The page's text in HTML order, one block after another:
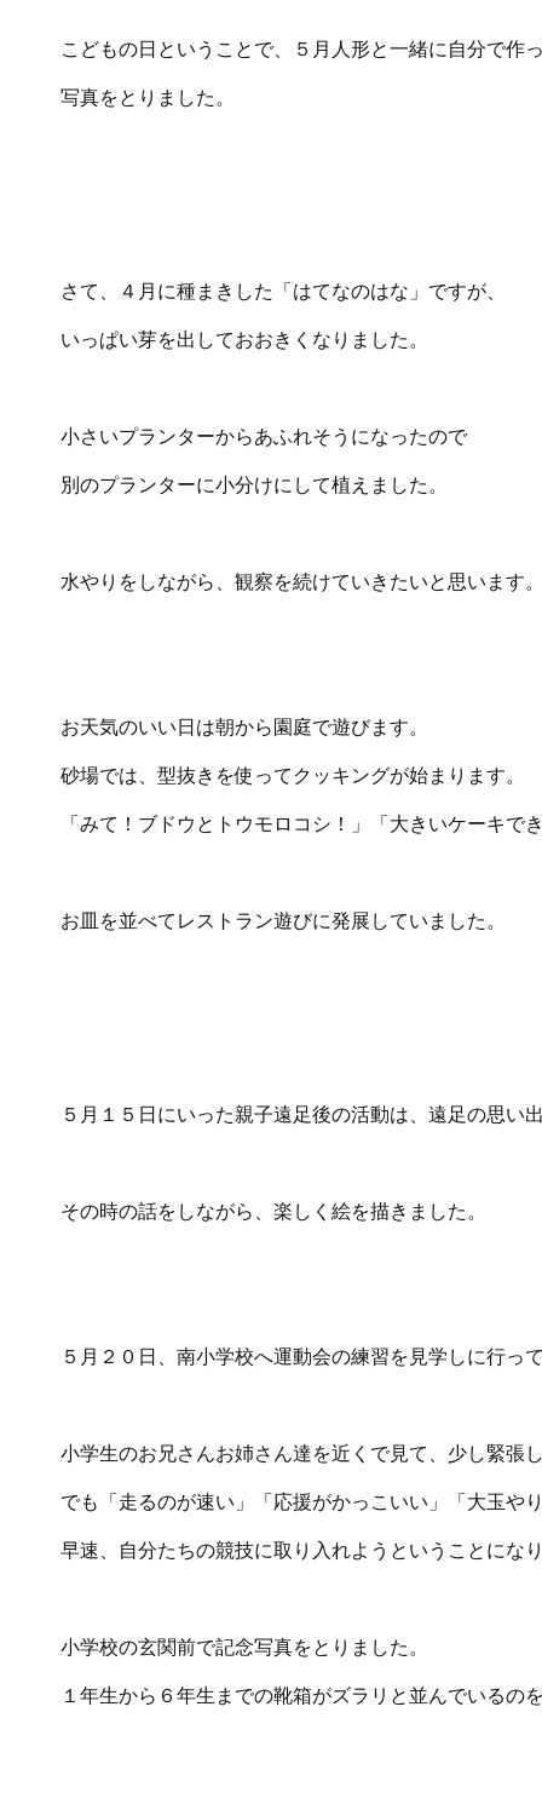
こどもの日ということで、５月人形と一緒に自分で作
写真をとりました。
さて、４月に種まきした「はてなのはな」ですが、
いっぱい芽を出しておおきくなりました。
小さいプランターからあふれそうになったので
別のプランターに小分けにして植えました。
水やりをしながら、観察を続けていきたいと思います
お天気のいい日は朝から園庭で遊びます。
砂場では、型抜きを使ってクッキングが始まります。
「みて！ブドウとトウモロコシ！」「大きいケーキで
お皿を並べてレストラン遊びに発展していました。
５月１５日にいった親子遠足後の活動は、遠足の思い
その時の話をしながら、楽しく絵を描きました。
５月２０日、南小学校へ運動会の練習を見学しに行っ
小学生のお兄さんお姉さん達を近くで見て、少し緊張
でも「走るのが速い」「応援がかっこいい」「大玉や
早速、自分たちの競技に取り入れようということにな
小学校の玄関前で記念写真をとりました。
１年生から６年生までの靴箱がズラリと並んでいるの